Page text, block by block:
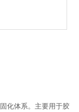
化体系。主要用于胶